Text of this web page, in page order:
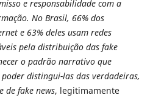
e responsabilidade com a
No Brasil, 66% dos
e 63% deles usam redes
pela distribuição das fake
o padrão narrativo que
distingui-las das verdadeiras,
de fake news, legitimamente